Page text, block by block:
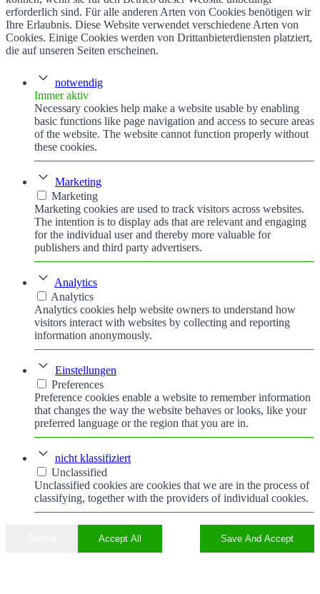
erforderlich sind. Für alle anderen Arten von Cookies benötigen wir
Ihre Erlaubnis. Diese Website verwendet verschiedene Arten von
Cookies. Einige Cookies werden von Drittanbieterdiensten platziert,
die auf unseren Seiten erscheinen.
notwendig
Immer aktiv
Necessary cookies help make a website usable by enabling
basic functions like page navigation and access to secure areas
of the website. The website cannot function properly without
these cookies.
Marketing
Marketing
Marketing cookies are used to track visitors across websites.
The intention is to display ads that are relevant and engaging
for the individual user and thereby more valuable for
publishers and third party advertisers.
Analytics
Analytics
Analytics cookies help website owners to understand how
visitors interact with websites by collecting and reporting
information anonymously.
Einstellungen
Preferences
Preference cookies enable a website to remember information
that changes the way the website behaves or looks, like your
preferred language or the region that you are in.
nicht klassifiziert
Unclassified
Unclassified cookies are cookies that we are in the process of
classifying, together with the providers of individual cookies.
Accept All Save And Accept